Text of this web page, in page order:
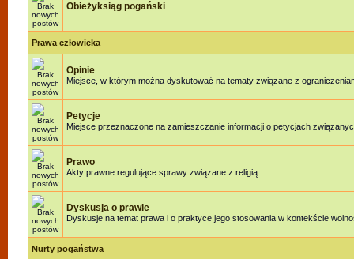
Obieżyksiąg pogański
Prawa człowieka
Opinie
Miejsce, w którym można dyskutować na tematy związane z
Petycje
Miejsce przeznaczone na zamieszczanie informacji o petycjach
Prawo
Akty prawne regulujące sprawy związane z religią
Dyskusja o prawie
Dyskusje na temat prawa i o praktyce jego stosowania w kontekście
Nurty pogaństwa